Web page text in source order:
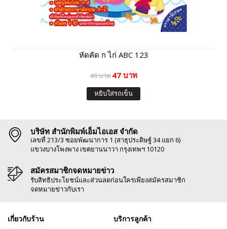
หัดคัด ก ไก่ ABC 123
49 บาท47 บาท
หยิบใส่รถเข็น
บริษัท สำนักพิมพ์เอ็มไอเอส จำกัด
เลขที่ 213/3 ซอยพัฒนาการ 1 (สาธุประดิษฐ์ 34 แยก 6)
แขวงบางโพงพาง เขตยานนาวา กรุงเทพฯ 10120
สมัครสมาชิกจดหมายข่าว
รับสิทธิประโยชน์และส่วนลดก่อนใครเพียงสมัครสมาชิก
จดหมายข่าวกับเรา
เกี่ยวกับร้าน บริการลูกค้า